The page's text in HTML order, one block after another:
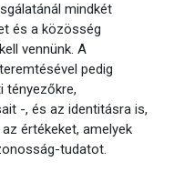
mindkét
és a közösség
vennünk. A
pedig
tényezőkre,
-, és az identitásra is,
értékeket, amelyek
tudatot.